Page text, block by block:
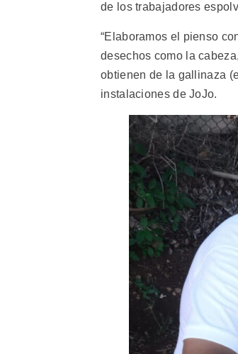
de los trabajadores
“Elaboramos el pienso
desechos como la
obtienen de la gallinaza
instalaciones de JoJo.